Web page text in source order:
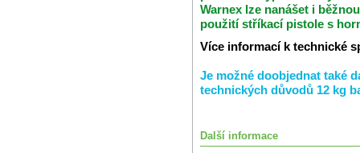
Warnex lze nanášet i
použití stříkací pistole s
Více informací k technické
Je možné doobjednat také
technických důvodů 12 kg
Další informace